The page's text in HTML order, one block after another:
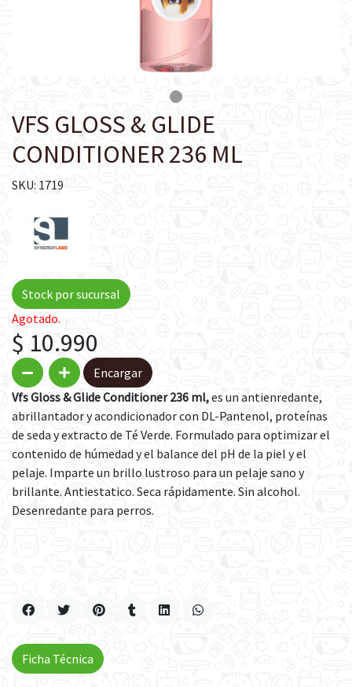
VFS GLOSS & GLIDE
CONDITIONER 236 ML
SKU: 1719
Stock por sucursal
Agotado.
$ 10.990
Encargar
Vfs Gloss & Glide Conditioner 236 ml,es un antienredante,
abrillantador y acondicionador con DL-Pantenol, proteínas
de seda y extracto de Té Verde. Formulado para optimizar el
contenido de húmedad y el balance del pH de la piel y el
pelaje. Imparte un brillo lustroso para un pelaje sano y
brillante. Antiestatico. Seca rápidamente. Sin alcohol.
Desenredante para perros.
Ficha Técnica